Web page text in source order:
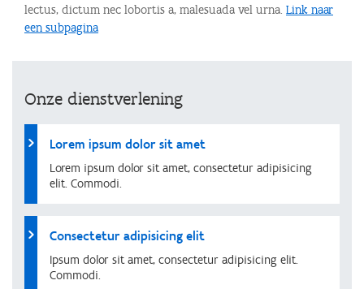
lectus, dictum nec lobortis a, malesuada vel urna. Link naar
een subpagina
Onze dienstverlening
Lorem ipsum dolor sit amet
Lorem ipsum dolor sit amet, consectetur adipisicing
elit. Commodi.
Consectetur adipisicing elit
Ipsum dolor sit amet, consectetur adipisicing elit.
Commodi.